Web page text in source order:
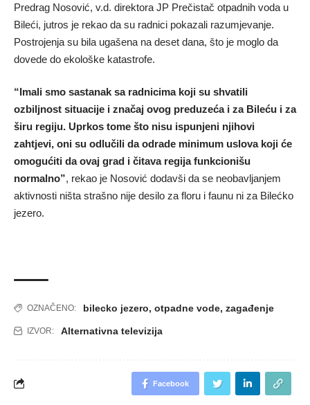
Predrag Nosović, v.d. direktora JP Prečistač otpadnih voda u
Bileći, jutros je rekao da su radnici pokazali razumjevanje.
Postrojenja su bila ugašena na deset dana, što je moglo da
dovede do ekološke katastrofe.
“Imali smo sastanak sa radnicima koji su shvatili
ozbiljnost situacije i značaj ovog preduzeća i za Bileću i za
širu regiju. Uprkos tome što nisu ispunjeni njihovi
zahtjevi, oni su odlučili da odrade minimum uslova koji će
omogućiti da ovaj grad i čitava regija funkcionišu
normalno”, rekao je Nosović dodavši da se neobavljanjem
aktivnosti ništa strašno nije desilo za floru i faunu ni za Bilećko
jezero.
OZNAČENO: bilecko jezero, otpadne vode, zagađenje
IZVOR: Alternativna televizija
Facebook